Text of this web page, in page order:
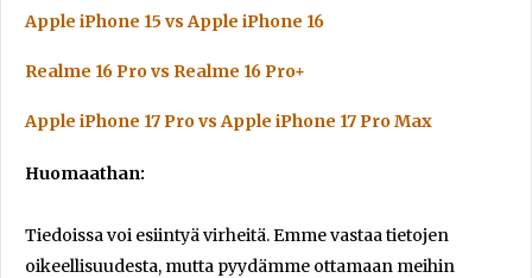
Apple iPhone 15 vs Apple iPhone 16
Realme 16 Pro vs Realme 16 Pro+
Apple iPhone 17 Pro vs Apple iPhone 17 Pro Max
Huomaathan:
Tiedoissa voi esiintyä virheitä. Emme vastaa tietojen
oikeellisuudesta, mutta pyydämme ottamaan meihin